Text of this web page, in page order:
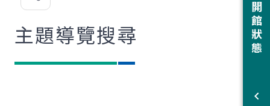
開館狀態
歡
主題導覽搜尋